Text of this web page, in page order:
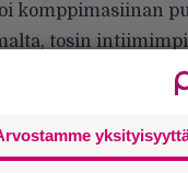
komppimasiinan
tosin